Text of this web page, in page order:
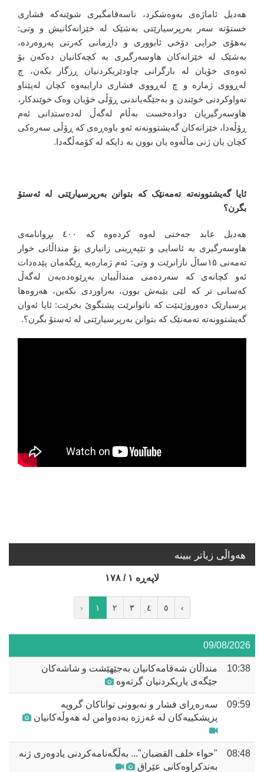
هەدیل ئاماژەی بەوەشکرد، ناسەقامگیری شوێنەکە فشاری
خستۆتە سەر بەرپرسیارێتی بەشێک لە خێزانەکانیش و وتی:
بەهۆی خراپی دۆخی ئابووری و داڕمانی کەرتی پەروەردە،
بەشێک لە خێزانەکان هاوسەرگیری بە کچەکانیان دەکەن بۆ
ئەوەی خۆیان لە بارگرانی چاودێریکردنیان ڕزگار بکەن، چ
لەڕووی ژمارە و چ لەڕووی فشاری داراییەوە کچان لەپێناو
تەواوکردنی خوێندن و بەجێگەیاندنی ڕۆڵی خۆیان وەک خوێندکار،
هاوسەرگیریان دوادەخست بەڵام لەگەڵ لەدەستدانی ئەم
ڕۆڵەدا، خێزانەکان گەیشتوونەتە ئەو باوەڕەی کە ڕۆڵی سەرەکی
کچان یان ژنی ماڵەوە یان بوون بە دایکە لە کۆمەڵگەدا.
ئایا گەیشتوونەتە تەمەنێک کە بتوانن بەرپرسیارێتی لە ئەستۆ
بگرن؟
هەدیل عابد جەختی لەوە کردەوە کە ٤٠٠ بڕوانامەی
هاوسەرگیری بە ئاسایی و تێپەڕینی زانیاری بۆ منداڵانی خوار
تەمەنی ١٥ساڵ نازانرێت و وتی: ئەم ژمارەیە ڕێگەمان پێدەدات
ئەو کچانەی کە سەردەمی منداڵییان بەڕێوەدەبەن لەگەڵ
کەسانی تر کە لێی بێبەش بوون، بەراوردی بکەین، هەروەها
پرسیارێک دەوروژێنێت کە ناتوانرێت پشتگوێ بخرێت: ئایا ئەوان
گەیشتوونەتە تەمەنێک کە بتوانن بەرپرسیارێتی لە ئەستۆ بگرن؟.
هه‌واڵی زیاتر ببینە
لاپه‌ڕه‌ ١ / ١٧٨
‹ ١ ٢ ٣ ٤ ٥ ›
09/08/2026
10:38
منداڵان شەقامەکانیان بەجێهێشت و شاشەکان
جێگەی یاریکردنیان گرتەوە
09:59
سەرەڕای فشار و نەبوونی تواناكان گروپە
پزیشکییەکان لە غەززە بەدەوامن لە هەوڵەکانیان
08:48
"حواء خلف القضبان"... بەڵگەنامەکردنی یادوەری ژنە
بەندکراوەکانی عێراق